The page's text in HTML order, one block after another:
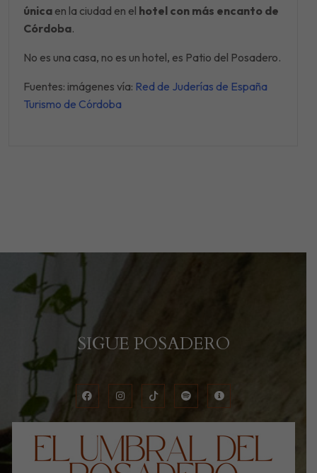
única en la ciudad en el hotel con más encanto de
Córdoba.
No es una casa, no es un hotel, es Patio del Posadero.
Fuentes: imágenes vía: Red de Juderías de España
Turismo de Córdoba
SIGUE POSADERO